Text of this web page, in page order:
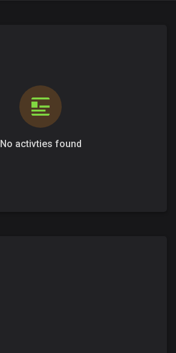
No activties found